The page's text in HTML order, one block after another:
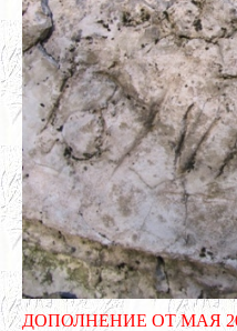
ДОПОЛНЕНИЕ ОТ МАЯ